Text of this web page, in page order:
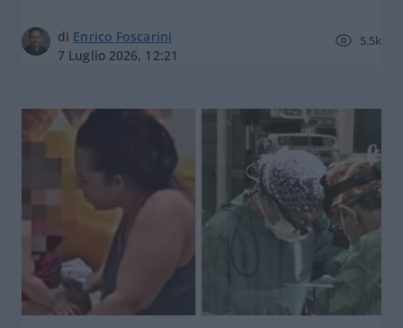
di Enrico Foscarini
7 Luglio 2026, 12:21
5.5k